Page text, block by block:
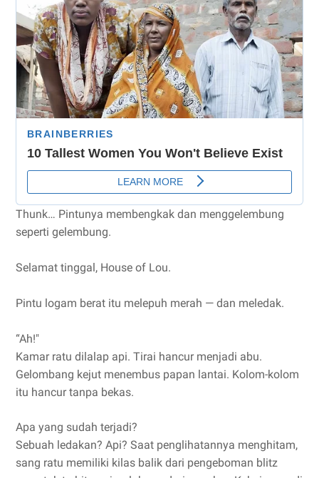
Thunk… Pintunya membengkak dan menggelembung
seperti gelembung.
Selamat tinggal, House of Lou.
Pintu logam berat itu melepuh merah — dan meledak.
“Ah!"
Kamar ratu dilalap api. Tirai hancur menjadi abu.
Gelombang kejut menembus papan lantai. Kolom-kolom
itu hancur tanpa bekas.
Apa yang sudah terjadi?
Sebuah ledakan? Api? Saat penglihatannya menghitam,
sang ratu memiliki kilas balik dari pengeboman blitz